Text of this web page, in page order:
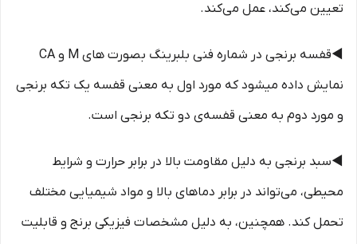
تعیین می‌کند، عمل می‌کند.
◀️قفسه برنجی در شماره فنی بلبرینگ بصورت های M و CA
نمایش داده میشود که مورد اول به معنی قفسه یک تکه برنجی
و مورد دوم به معنی قفسه‌ی دو تکه برنجی است.
◀️سبد برنجی به دلیل مقاومت بالا در برابر حرارت و شرایط
محیطی، می‌تواند در برابر دماهای بالا و مواد شیمیایی مختلف
تحمل کند. همچنین، به دلیل مشخصات فیزیکی برنج و قابلیت